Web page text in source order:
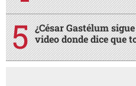
¿César Gastélum
video donde dice que